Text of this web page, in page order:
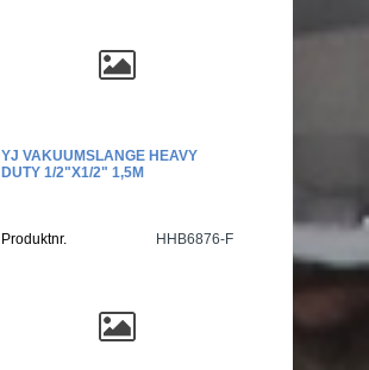
YJ VAKUUMSLANGE HEAVY
DUTY 1/2"X1/2" 1,5M
Produktnr. HHB6876-F